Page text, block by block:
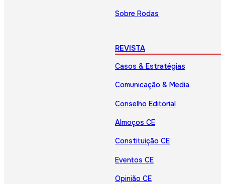
Sobre Rodas
REVISTA
Casos & Estratégias
Comunicação & Media
Conselho Editorial
Almoços CE
Constituição CE
Eventos CE
Opinião CE